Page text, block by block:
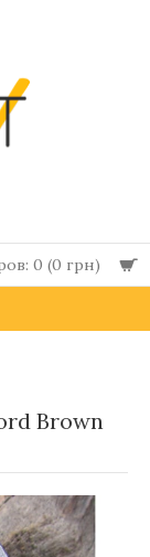
0 (0 грн)
и клатчи
Вrown